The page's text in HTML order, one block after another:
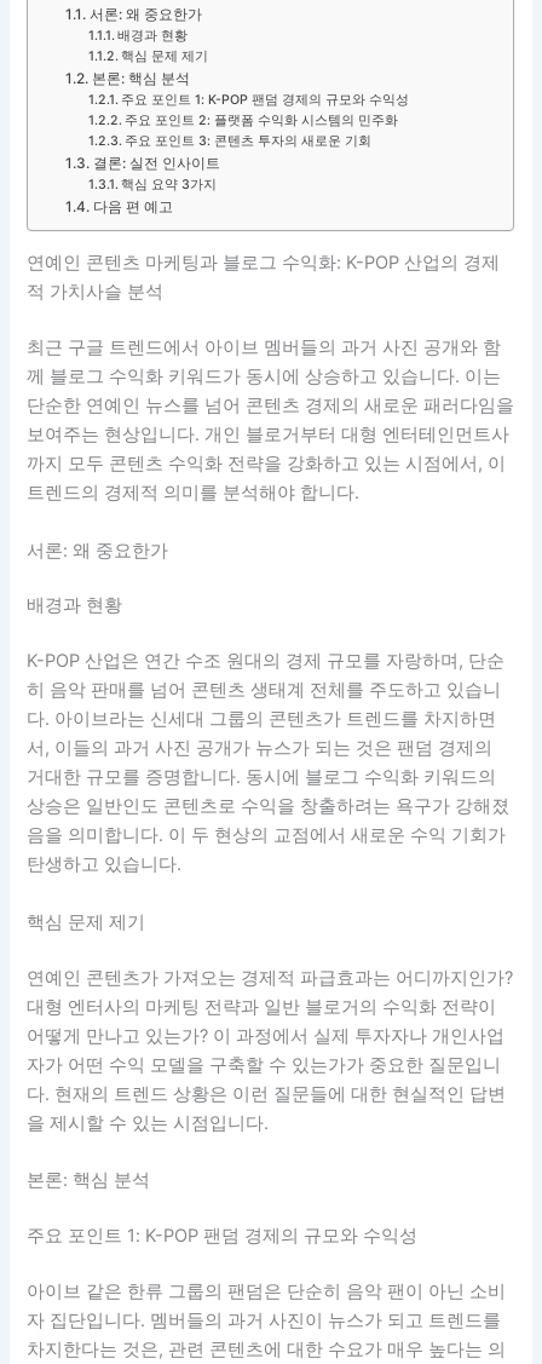
서론: 왜 중요한가
배경과 현황
핵심 문제 제기
본론: 핵심 분석
주요 포인트 1: K-POP 팬덤 경제의 규모와 수익성
주요 포인트 2: 플랫폼 수익화 시스템의 민주화
주요 포인트 3: 콘텐츠 투자의 새로운 기회
결론: 실전 인사이트
핵심 요약 3가지
다음 편 예고
연예인 콘텐츠 마케팅과 블로그 수익화: K-POP 산업의 경제
적 가치사슬 분석
최근 구글 트렌드에서 아이브 멤버들의 과거 사진 공개와 함
께 블로그 수익화 키워드가 동시에 상승하고 있습니다. 이는
단순한 연예인 뉴스를 넘어 콘텐츠 경제의 새로운 패러다임을
보여주는 현상입니다. 개인 블로거부터 대형 엔터테인먼트사
까지 모두 콘텐츠 수익화 전략을 강화하고 있는 시점에서, 이
트렌드의 경제적 의미를 분석해야 합니다.
서론: 왜 중요한가
배경과 현황
K-POP 산업은 연간 수조 원대의 경제 규모를 자랑하며, 단순
히 음악 판매를 넘어 콘텐츠 생태계 전체를 주도하고 있습니
다. 아이브라는 신세대 그룹의 콘텐츠가 트렌드를 차지하면
서, 이들의 과거 사진 공개가 뉴스가 되는 것은 팬덤 경제의
거대한 규모를 증명합니다. 동시에 블로그 수익화 키워드의
상승은 일반인도 콘텐츠로 수익을 창출하려는 욕구가 강해졌
음을 의미합니다. 이 두 현상의 교점에서 새로운 수익 기회가
탄생하고 있습니다.
핵심 문제 제기
연예인 콘텐츠가 가져오는 경제적 파급효과는 어디까지인가?
대형 엔터사의 마케팅 전략과 일반 블로거의 수익화 전략이
어떻게 만나고 있는가? 이 과정에서 실제 투자자나 개인사업
자가 어떤 수익 모델을 구축할 수 있는가가 중요한 질문입니
다. 현재의 트렌드 상황은 이런 질문들에 대한 현실적인 답변
을 제시할 수 있는 시점입니다.
본론: 핵심 분석
주요 포인트 1: K-POP 팬덤 경제의 규모와 수익성
아이브 같은 한류 그룹의 팬덤은 단순히 음악 팬이 아닌 소비
자 집단입니다. 멤버들의 과거 사진이 뉴스가 되고 트렌드를
차지한다는 것은, 관련 콘텐츠에 대한 수요가 매우 높다는 의